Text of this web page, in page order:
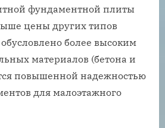
фундаментной плиты
цены других типов
более высоким
материалов (бетона и
повышенной надежностью
для малоэтажного